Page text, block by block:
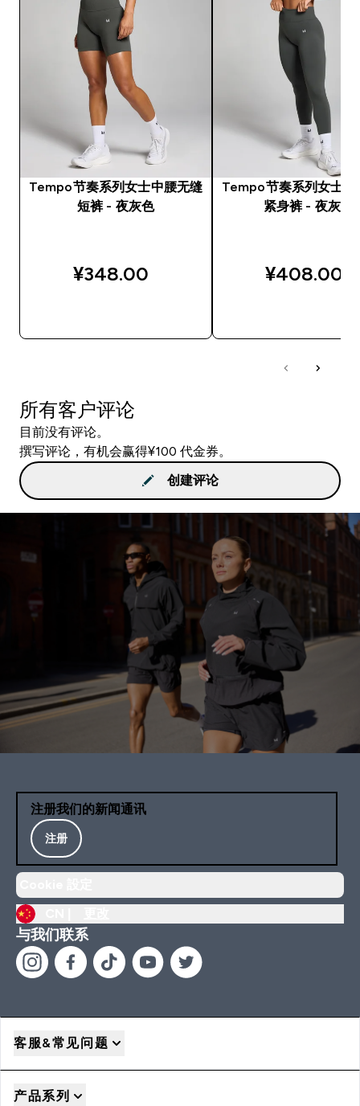
Tempo节奏系列女士中腰无缝
短裤 - 夜灰色
¥348.00‎
Tempo节奏系列女士中
紧身裤 - 夜灰色
¥408.00‎
所有客户评论
目前没有评论。
撰写评论，有机会赢得¥100 代金券。
创建评论
注册我们的新闻通讯
注册
与我们联系
客服&常见问题
产品系列